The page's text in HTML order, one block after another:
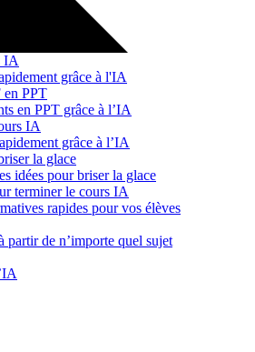
IA
grâce à l'IA
en PPT
en PPT grâce à l’IA
IA
grâce à l’IA
la glace
idées pour briser la glace
terminer le cours IA
rapides pour vos élèves
partir de n’importe quel sujet